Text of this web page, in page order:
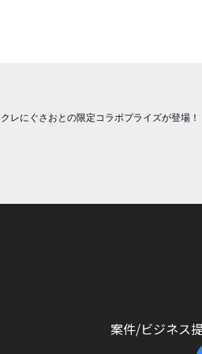
クレにぐさおとの限定コラボプライズが登場！
案件/ビジネス